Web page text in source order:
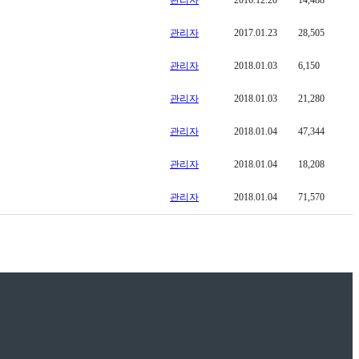
관리자 2017.01.23 28,505
관리자 2018.01.03 6,150
관리자 2018.01.03 21,280
관리자 2018.01.04 47,344
관리자 2018.01.04 18,208
관리자 2018.01.04 71,570